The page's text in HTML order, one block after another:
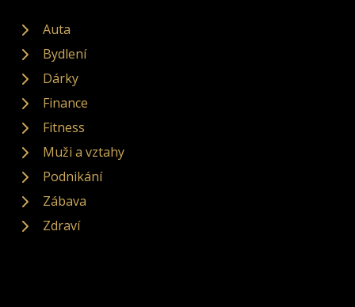
Auta
Bydlení
Dárky
Finance
Fitness
Muži a vztahy
Podnikání
Zábava
Zdraví